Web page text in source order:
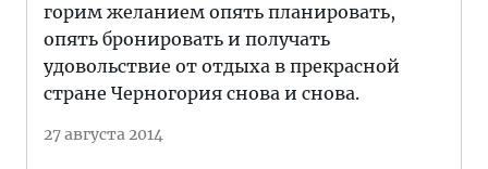
горим желанием опять планировать,
опять бронировать и получать
удовольствие от отдыха в прекрасной
стране Черногория снова и снова.
27 августа 2014